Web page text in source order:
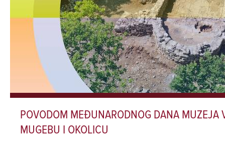
POVODOM MEĐUNARODNOG DANA MUZEJA
MUGEBU I OKOLICU